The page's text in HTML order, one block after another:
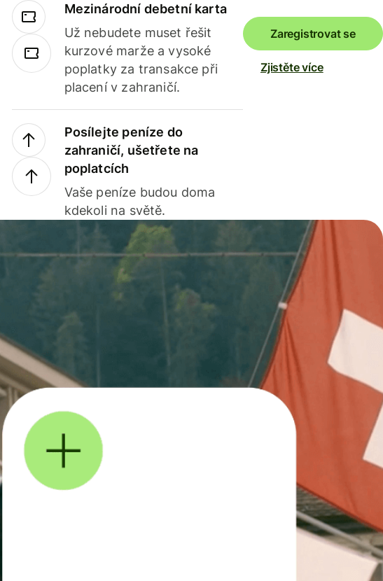
Mezinárodní debetní karta
Už nebudete muset řešit
kurzové marže a vysoké
poplatky za transakce při
placení v zahraničí.
Posílejte peníze do
zahraničí, ušetřete na
poplatcích
Vaše peníze budou doma
kdekoli na světě.
Zaregistrovat se
Zjistěte více